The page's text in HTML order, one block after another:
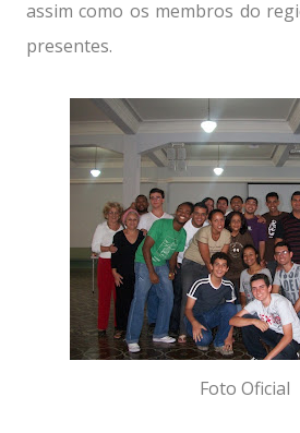
assim como os membros do
presentes.
Foto Oficial